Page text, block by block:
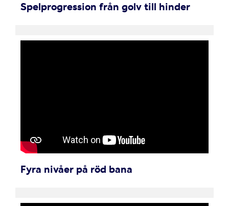
Spelprogression från golv till hinder
Fyra nivåer på röd bana